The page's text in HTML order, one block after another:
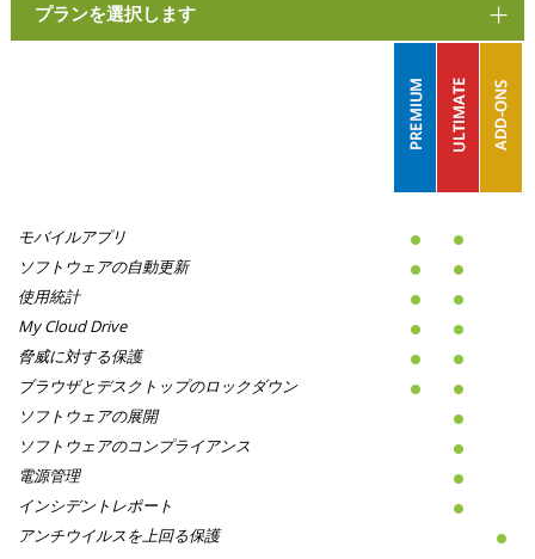
プランを選択します
モバイルアプリ
ソフトウェアの自動更新
使用統計
My Cloud Drive
脅威に対する保護
ブラウザとデスクトップのロックダウン
ソフトウェアの展開
ソフトウェアのコンプライアンス
電源管理
インシデントレポート
アンチウイルスを上回る保護